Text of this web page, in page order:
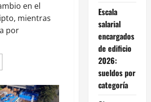
en el
mientras
por
Escala
salarial
encargados
de edificio
2026:
sueldos por
categoría